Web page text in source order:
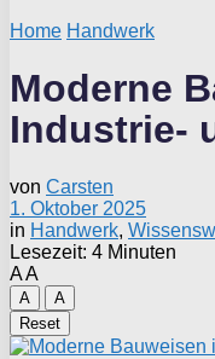
Home Handwerk
Moderne
Industrie-
von Carsten
1. Oktober 2025
in Handwerk,
Lesezeit: 4 Minuten
AA
A
A
Reset